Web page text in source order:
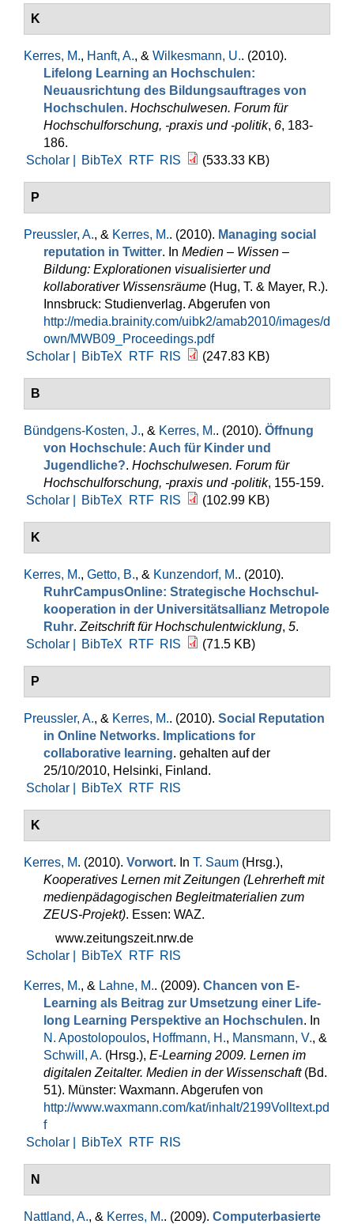
K
Kerres, M., Hanft, A., & Wilkesmann, U.. (2010).
Lifelong Learning an Hochschulen:
Neuausrichtung des Bildungsauftrages von
Hochschulen. Hochschulwesen. Forum für
Hochschulforschung, -praxis und -politik, 6, 183-
186.
Scholar |
BibTeX RTF RIS (533.33 KB)
P
Preussler, A., & Kerres, M.. (2010). Managing social
reputation in Twitter. In Medien – Wissen –
Bildung: Explorationen visualisierter und
kollaborativer Wissensräume (Hug, T. & Mayer, R.).
Innsbruck: Studienverlag. Abgerufen von
http://media.brainity.com/uibk2/amab2010/images/d
own/MWB09_Proceedings.pdf
Scholar |
BibTeX RTF RIS (247.83 KB)
B
Bündgens-Kosten, J., & Kerres, M.. (2010). Öffnung
von Hochschule: Auch für Kinder und
Jugendliche?. Hochschulwesen. Forum für
Hochschulforschung, -praxis und -politik, 155-159.
Scholar |
BibTeX RTF RIS (102.99 KB)
K
Kerres, M., Getto, B., & Kunzendorf, M.. (2010).
RuhrCampusOnline: Strategische Hochschul­
kooperation in der Universitätsallianz Metropole
Ruhr. Zeitschrift für Hochschulentwicklung, 5.
Scholar |
BibTeX RTF RIS (71.5 KB)
P
Preussler, A., & Kerres, M.. (2010). Social Reputation
in Online Networks. Implications for
collaborative learning. gehalten auf der
25/10/2010, Helsinki, Finland.
Scholar |
BibTeX RTF RIS
K
Kerres, M. (2010). Vorwort. In T. Saum (Hrsg.),
Kooperatives Lernen mit Zeitungen (Lehrerheft mit
medienpädagogischen Begleitmaterialien zum
ZEUS-Projekt). Essen: WAZ.
www.zeitungszeit.nrw.de
Scholar |
BibTeX RTF RIS
Kerres, M., & Lahne, M.. (2009). Chancen von E-
Learning als Beitrag zur Umsetzung einer Life-
long Learning Perspektive an Hochschulen. In
N. Apostolopoulos, Hoffmann, H., Mansmann, V., &
Schwill, A. (Hrsg.), E-Learning 2009. Lernen im
digitalen Zeitalter. Medien in der Wissenschaft(Bd.
51). Münster: Waxmann. Abgerufen von
http://www.waxmann.com/kat/inhalt/2199Volltext.pd
f
Scholar |
BibTeX RTF RIS
N
Nattland, A., & Kerres, M.. (2009). Computerbasierte